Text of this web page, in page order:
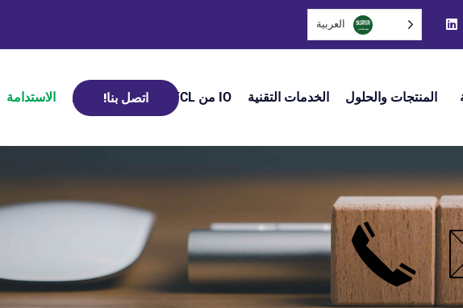
العربية‏
المنتجات والحلول الخدمات التقنية IO من HFCL إدارة الأسطول الاستدامة اتصل بنا!